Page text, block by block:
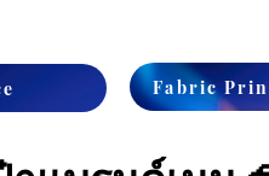
Fabric